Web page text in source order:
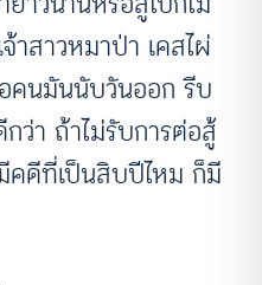
าสาวหมาป่า เคสไผ่
คนมันนับวันออก รีบ
ว่า ถ้าไม่รับการต่อสู้
คดีที่เป็นสิบปีไหม ก็มี